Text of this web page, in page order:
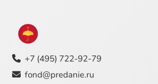
+7 (495) 722-92-79
fond@predanie.ru